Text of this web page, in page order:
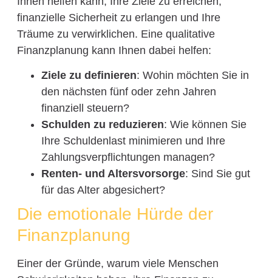
finanzielle Sicherheit zu erlangen und Ihre
Träume zu verwirklichen. Eine qualitative
Finanzplanung kann Ihnen dabei helfen:
Ziele zu definieren: Wohin möchten Sie in
den nächsten fünf oder zehn Jahren
finanziell steuern?
Schulden zu reduzieren: Wie können Sie
Ihre Schuldenlast minimieren und Ihre
Zahlungsverpflichtungen managen?
Renten- und Altersvorsorge: Sind Sie gut
für das Alter abgesichert?
Die emotionale Hürde der
Finanzplanung
Einer der Gründe, warum viele Menschen